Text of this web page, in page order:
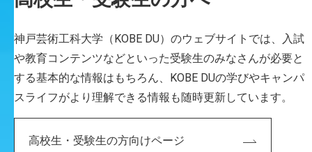
神戸芸術工科大学（KOBE DU）のウェブサイトでは、入試
や教育コンテンツなどといった受験生のみなさんが必要と
する基本的な情報はもちろん、KOBE DUの学びやキャンパ
スライフがより理解できる情報も随時更新しています。
高校生・受験生の方向けページ
高校の時にデザイン美術コースを専攻し、建築デザ
インやファッション、グラフィックなど一通り学ん
でいました。卒業制作でパッケージとポスターをつ
くった時に広告デザインの楽しさを知り、大学に進
ました。